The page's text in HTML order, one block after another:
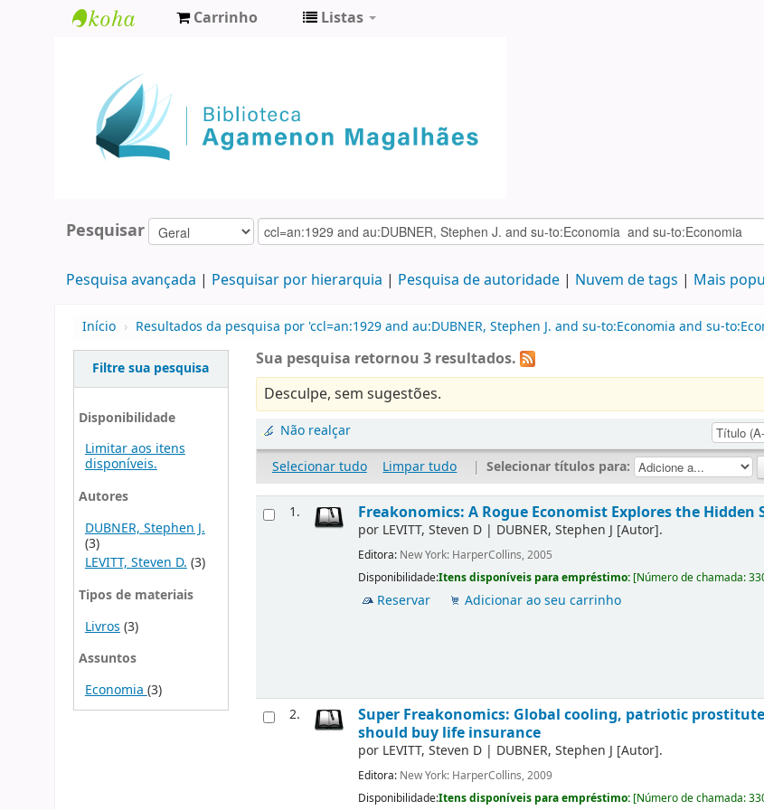
Agamenon
Magalhães
Carrinho Listas
Pesquisar
Pesquisa avançada Pesquisar por hierarquia Pesquisa de autoridade Nuvem de tags Mais
Início › Resultados da pesquisa por 'ccl=an:1929 and au:DUBNER, Stephen J. and su-to:Economia and su-
Filtre sua pesquisa
Disponibilidade
Limitar aos itens
disponíveis.
Autores
DUBNER, Stephen J.
(3)
LEVITT, Steven D.(3)
Tipos de materiais
Livros (3)
Assuntos
Economia (3)
Sua pesquisa retornou 3 resultados.
Desculpe, sem sugestões.
Não realçar
Selecionar tudo
Limpar tudo | Selecionar títulos para:
1. Freakonomics: A Rogue Economist Explores the Hidden
por LEVITT, Steven D | DUBNER, Stephen J [Autor].
Editora: New York: HarperCollins, 2005
Disponibilidade:Itens disponíveis para empréstimo: [Número de chamada:
Reservar Adicionar ao seu carrinho
2.
Super Freakonomics: Global cooling, patriotic
should buy life insurance
por LEVITT, Steven D | DUBNER, Stephen J [Autor].
Editora: New York: HarperCollins, 2009
Disponibilidade:Itens disponíveis para empréstimo: [Número de chamada: